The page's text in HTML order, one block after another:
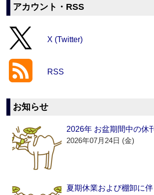
アカウント・RSS
X (Twitter)
RSS
お知らせ
2026年 お盆期間中の休
2026年07月24日 (金)
夏期休業および棚卸に